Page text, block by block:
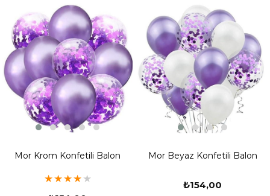
Mor Krom Konfetili Balon
★★★★ ★
Mor Beyaz Konfetili Balon
₺154,00